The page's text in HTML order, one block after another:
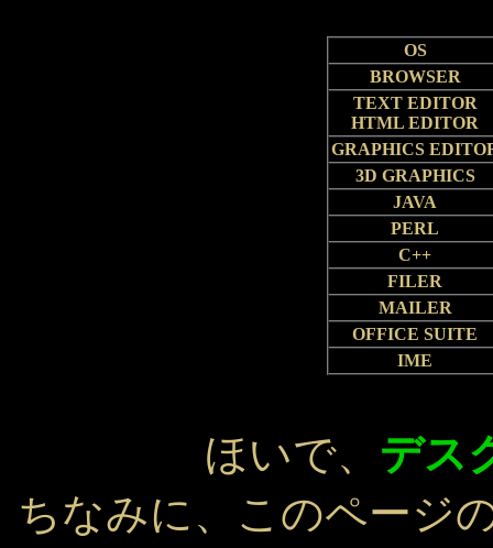
OS
BROWSER
TEXT EDITOR
HTML EDITOR
GRAPHICS
3D GRAPHICS
JAVA
PERL
C++
FILER
MAILER
OFFICE SUITE
IME
ほいで、 デス
ちなみに、このページ